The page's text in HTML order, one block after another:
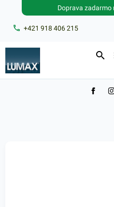
+421 918 406 215
Doprava zadarmo